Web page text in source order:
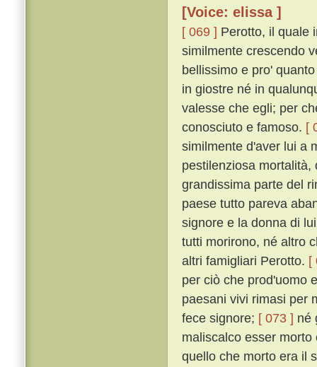
[Voice: elissa ]
[ 069 ] Perotto, il quale
similmente crescendo
bellissimo e pro'
in giostre né in
valesse che egli; per
conosciuto e famoso. [
similmente d'aver lui a
pestilenziosa
grandissima parte del
paese tutto pareva
signore e la donna di
tutti morirono, né altro
altri famigliari Perotto. [
per ciò che prod'uomo
paesani vivi rimasi per
fece signore; [ 073 ] né
maliscalco esser
quello che morto era il